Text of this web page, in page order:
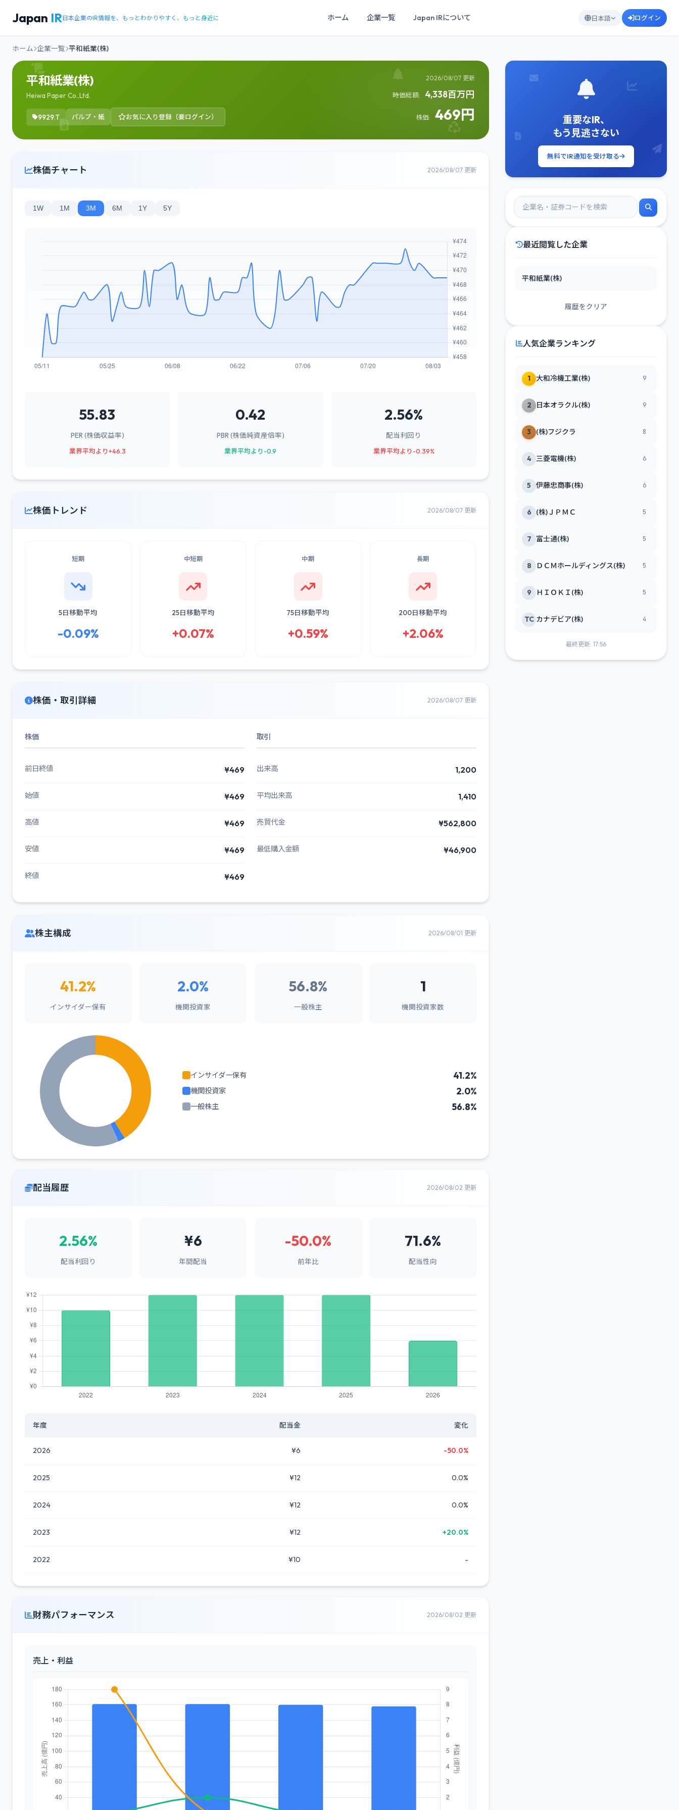
Japan IR日本企業のIR情報を、もっとわかりやすく、もっと身近に ホーム 企業一覧 Japan IRについて 日本語 ログイン
ホーム 企業一覧 平和紙業(株)
平和紙業(株)
Heiwa Paper Co.,Ltd.
9929.T パルプ・紙 お気に入り登録（要ログイン）
2026/08/07 更新
時価総額: 4,338百万円
株価: 469円
株価チャート 2026/08/07 更新
1W 1M 3M 6M 1Y 5Y
55.83
PER (株価収益率)
業界平均より+46.3
0.42
PBR (株価純資産倍率)
業界平均より-0.9
2.56%
配当利回り
業界平均より-0.39%
株価トレンド 2026/08/07 更新
短期
5日移動平均
-0.09%
中短期
25日移動平均
+0.07%
中期
75日移動平均
+0.59%
長期
200日移動平均
+2.06%
株価・取引詳細 2026/08/07 更新
株価
前日終値 ¥469
始値 ¥469
高値 ¥469
安値 ¥469
終値 ¥469
取引
出来高 1,200
平均出来高 1,410
売買代金 ¥562,800
最低購入金額 ¥46,900
株主構成 2026/08/01 更新
41.2%
インサイダー保有
2.0%
機関投資家
56.8%
一般株主
1
機関投資家数
インサイダー保有 41.2%
機関投資家 2.0%
一般株主 56.8%
配当履歴 2026/08/02 更新
2.56%
配当利回り
¥6
年間配当
-50.0%
前年比
71.6%
配当性向
年度 配当金 変化
2026 ¥6 -50.0%
2025 ¥12 0.0%
2024 ¥12 0.0%
2023 ¥12 +20.0%
2022 ¥10 -
財務パフォーマンス 2026/08/02 更新
売上・利益
重要なIR、
もう見逃さない
無料でIR通知を受け取る
最近閲覧した企業
平和紙業(株)
履歴をクリア
人気企業ランキング
1 大和冷機工業(株) 9
2 日本オラクル(株) 9
3 (株)フジクラ 8
4 三菱電機(株) 6
5 伊藤忠商事(株) 6
6 (株)ＪＰＭＣ 5
7 富士通(株) 5
8 ＤＣＭホールディングス(株) 5
9 ＨＩＯＫＩ(株) 5
TC カナデビア(株) 4
最終更新: 17:56